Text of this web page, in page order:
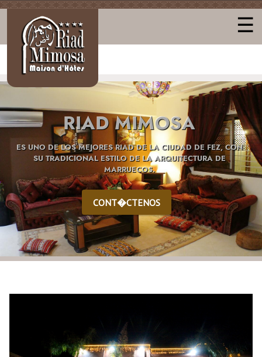
☰
RIAD MIMOSA
ES UNO DE LOS MEJORES RIAD DE LA CIUDAD DE FEZ, CON
SU TRADICIONAL ESTILO DE LA ARQUITECTURA DE
MARRUECOS.
CONT�CTENOS